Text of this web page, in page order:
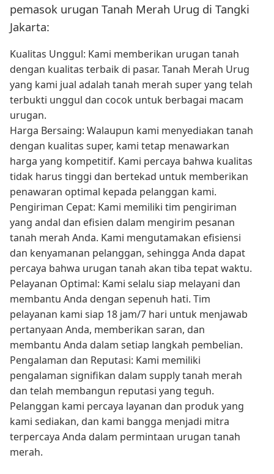
pemasok urugan Tanah Merah Urug di Tangki
Jakarta:
Kualitas Unggul: Kami memberikan urugan tanah
dengan kualitas terbaik di pasar. Tanah Merah Urug
yang kami jual adalah tanah merah super yang telah
terbukti unggul dan cocok untuk berbagai macam
urugan.
Harga Bersaing: Walaupun kami menyediakan tanah
dengan kualitas super, kami tetap menawarkan
harga yang kompetitif. Kami percaya bahwa kualitas
tidak harus tinggi dan bertekad untuk memberikan
penawaran optimal kepada pelanggan kami.
Pengiriman Cepat: Kami memiliki tim pengiriman
yang andal dan efisien dalam mengirim pesanan
tanah merah Anda. Kami mengutamakan efisiensi
dan kenyamanan pelanggan, sehingga Anda dapat
percaya bahwa urugan tanah akan tiba tepat waktu.
Pelayanan Optimal: Kami selalu siap melayani dan
membantu Anda dengan sepenuh hati. Tim
pelayanan kami siap 18 jam/7 hari untuk menjawab
pertanyaan Anda, memberikan saran, dan
membantu Anda dalam setiap langkah pembelian.
Pengalaman dan Reputasi: Kami memiliki
pengalaman signifikan dalam supply tanah merah
dan telah membangun reputasi yang teguh.
Pelanggan kami percaya layanan dan produk yang
kami sediakan, dan kami bangga menjadi mitra
terpercaya Anda dalam permintaan urugan tanah
merah.